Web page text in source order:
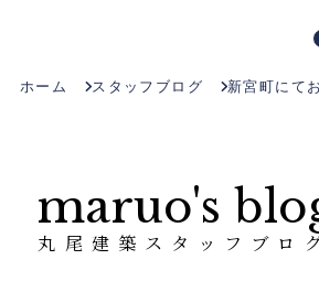
ホーム スタッフブログ 新宮町にて
maruo's
丸尾建築スタッフブロ